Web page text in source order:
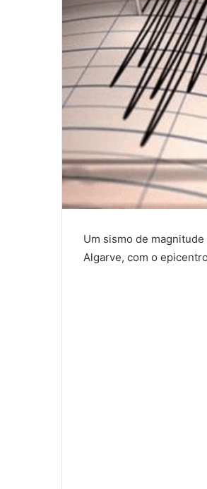
Um sismo de
Algarve, com o